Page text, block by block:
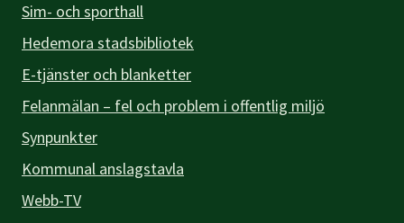
Sim- och sporthall
Hedemora stadsbibliotek
E-tjänster och blanketter
Felanmälan – fel och problem i offentlig miljö
Synpunkter
Kommunal anslagstavla
Webb-TV